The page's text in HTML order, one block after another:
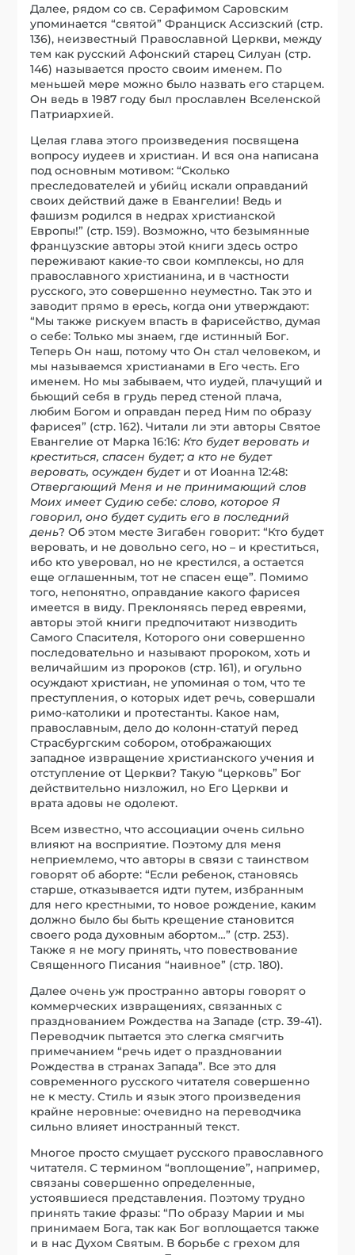
Далее, рядом со св. Серафимом Саровским
упоминается “святой” Франциск Ассизский (стр.
136), неизвестный Православной Церкви, между
тем как русский Афонский старец Силуан (стр.
146) называется просто своим именем. По
меньшей мере можно было назвать его старцем.
Он ведь в 1987 году был прославлен Вселенской
Патриархией.
Целая глава этого произведения посвящена
вопросу иудеев и христиан. И вся она написана
под основным мотивом: “Сколько
преследователей и убийц искали оправданий
своих действий даже в Евангелии! Ведь и
фашизм родился в недрах христианской
Европы!” (стр. 159). Возможно, что безымянные
французские авторы этой книги здесь остро
переживают какие-то свои комплексы, но для
православного христианина, и в частности
русского, это совершенно неуместно. Так это и
заводит прямо в ересь, когда они утверждают:
“Мы также рискуем впасть в фарисейство, думая
о себе: Только мы знаем, где истинный Бог.
Теперь Он наш, потому что Он стал человеком, и
мы называемся христианами в Его честь. Его
именем. Но мы забываем, что иудей, плачущий и
бьющий себя в грудь перед стеной плача,
любим Богом и оправдан перед Ним по образу
фарисея” (стр. 162). Читали ли эти авторы Святое
Евангелие от Марка 16:16: Кто будет веровать и
креститься, спасен будет; а кто не будет
веровать, осужден будети от Иоанна 12:48:
Отвергающий Меня и не принимающий слов
Моих имеет Судию себе: слово, которое Я
говорил, оно будет судить его в последний
день? Об этом месте Зигабен говорит: “Кто будет
веровать, и не довольно сего, но – и креститься,
ибо кто уверовал, но не крестился, а остается
еще оглашенным, тот не спасен еще”. Помимо
того, непонятно, оправдание какого фарисея
имеется в виду. Преклоняясь перед евреями,
авторы этой книги предпочитают низводить
Самого Спасителя, Которого они совершенно
последовательно и называют пророком, хоть и
величайшим из пророков (стр. 161), и огульно
осуждают христиан, не упоминая о том, что те
преступления, о которых идет речь, совершали
римо-католики и протестанты. Какое нам,
православным, дело до колонн-статуй перед
Страсбургским собором, отображающих
западное извращение христианского учения и
отступление от Церкви? Такую “церковь” Бог
действительно низложил, но Его Церкви и
врата адовы не одолеют.
Всем известно, что ассоциации очень сильно
влияют на восприятие. Поэтому для меня
неприемлемо, что авторы в связи с таинством
говорят об аборте: “Если ребенок, становясь
старше, отказывается идти путем, избранным
для него крестными, то новое рождение, каким
должно было бы быть крещение становится
своего рода духовным абортом…” (стр. 253).
Также я не могу принять, что повествование
Священного Писания “наивное” (стр. 180).
Далее очень уж пространно авторы говорят о
коммерческих извращениях, связанных с
празднованием Рождества на Западе (стр. 39-41).
Переводчик пытается это слегка смягчить
примечанием “речь идет о праздновании
Рождества в странах Запада”. Все это для
современного русского читателя совершенно
не к месту. Стиль и язык этого произведения
крайне неровные: очевидно на переводчика
сильно влияет иностранный текст.
Многое просто смущает русского православного
читателя. С термином “воплощение”, например,
связаны совершенно определенные,
устоявшиеся представления. Поэтому трудно
принять такие фразы: “По образу Марии и мы
принимаем Бога, так как Бог воплощается также
и в нас Духом Святым. В борьбе с грехом для